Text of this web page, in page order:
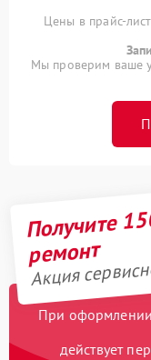
Цены в прайс-
Мы проверим ваше
Получите
ремонт
Акция
При оформлении
действует